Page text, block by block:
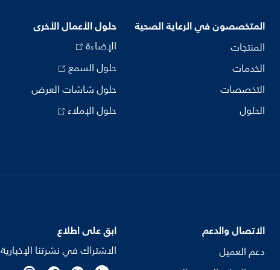
المتخصصون في الرعاية الصحية
المنتجات
الخدمات
التخصصات
الحلول
حلول الأعمال الأخرى
الإضاءة
حلول السمع
حلول شاشات العرض
حلول الإملاء
الاتصال والدعم
دعم العميل
ابق على اطلاع
الاشتراك في نشرتنا الإخبارية